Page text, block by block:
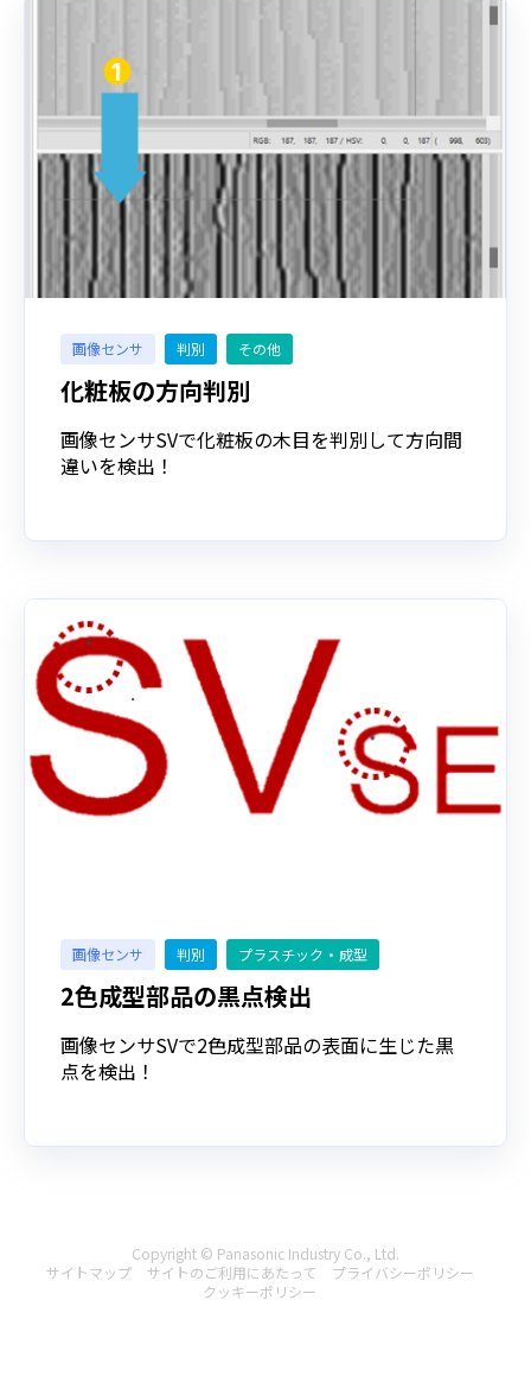
画像センサ 判別 その他
化粧板の方向判別
画像センサSVで化粧板の木目を判別して方向間
違いを検出！
画像センサ 判別 プラスチック・成型
2色成型部品の黒点検出
画像センサSVで2色成型部品の表面に生じた黒
点を検出！
Copyright © Panasonic Industry Co., Ltd.
サイトマップ
サイトのご利用にあたって
プライバシーポリシー
クッキーポリシー